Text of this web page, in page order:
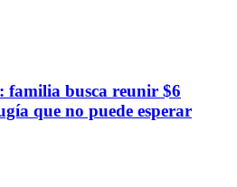
familia busca reunir $6
que no puede esperar